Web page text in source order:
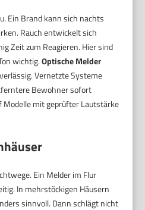
Ein Brand kann sich nachts
Rauch entwickelt sich
Zeit zum Reagieren. Hier sind
wichtig.Optische Melder
Vernetzte Systeme
Bewohner sofort
mit geprüfter Lautstärke
Ein Melder im Flur
In mehrstöckigen Häusern
sinnvoll. Dann schlägt nicht